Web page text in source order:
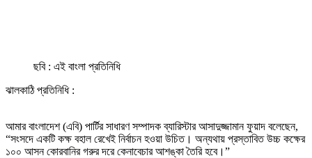
ছবি : এই বাংলা প্রতিনিধি
ঝালকাঠি প্রতিনিধি :
আমার বাংলাদেশ (এবি) পার্টির সাধারণ সম্পাদক ব্যারিস্টার আসাদুজ্জামান ফুয়াদ বলেছেন,
“সংসদে একটি কক্ষ বহাল রেখেই নির্বাচন হওয়া উচিত। অন্যথায় প্রস্তাবিত উচ্চ কক্ষের
১০০ আসন কোরবানির গরুর দরে কেনাবেচার আশঙ্কা তৈরি হবে।”